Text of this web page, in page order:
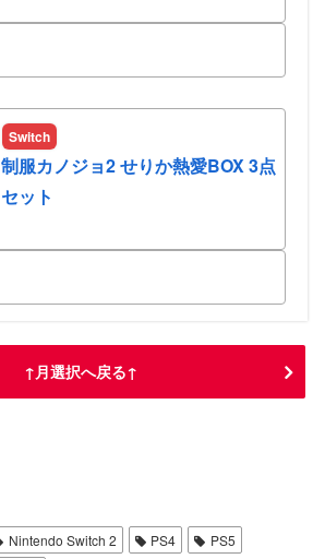
Switch
制服カノジョ2 せりか熱愛BOX 3点
セット
↑月選択へ戻る↑
Nintendo Switch 2 PS4
PS5